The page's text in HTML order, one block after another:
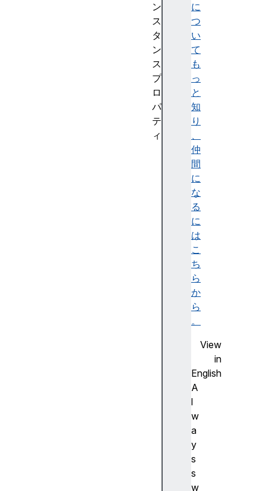
に
つ
い
て
も
っ
と
知
り
、
仲
間
に
な
る
に
は
こ
ち
ら
か
ら
。
View
in
English
A
l
w
a
y
s
s
w
ン
ス
タ
ン
ス
プ
ロ
パ
テ
ィ